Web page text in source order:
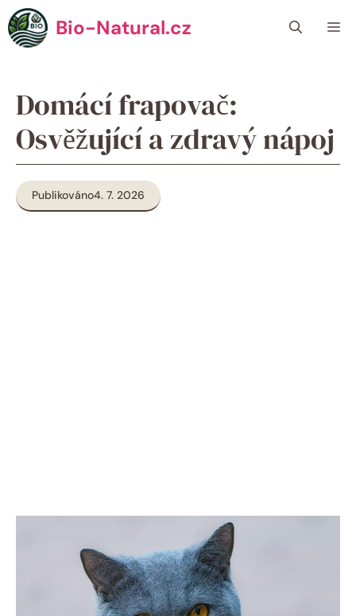
Přeskočit
na
obsah
Bio-Natural.cz
Domácí frapovač:
Osvěžující a zdravý nápoj
Publikováno4. 7. 2026